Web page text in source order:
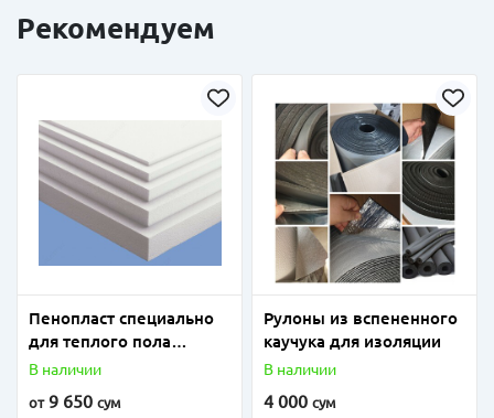
Рекомендуем
Пенопласт специально
для теплого пола
плотность от 18 до 25
В наличии
от9 650 сум
Рулоны из вспененного
каучука для изоляции
В наличии
4 000 сум